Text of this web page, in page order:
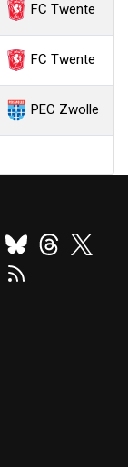
FC Twente
FC Twente
PEC Zwolle